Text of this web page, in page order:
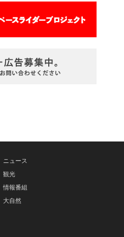
ニュース
観光
情報番組
大自然